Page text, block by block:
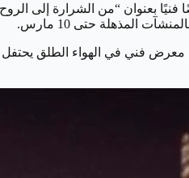
الرياض” لعام 2022، فقد أُقيم معرضًا
المذهلة حتى 10 مارس.
فني في الهواء الطلق